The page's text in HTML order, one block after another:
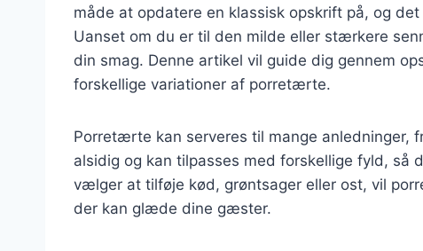
måde at opdatere en klassisk opskrift på, og
Uanset om du er til den milde eller stærkere
din smag. Denne artikel vil guide dig gennem
forskellige variationer af porretærte.
Porretærte kan serveres til mange anledninger,
alsidig og kan tilpasses med forskellige fyld, så
vælger at tilføje kød, grøntsager eller ost, vil
der kan glæde dine gæster.